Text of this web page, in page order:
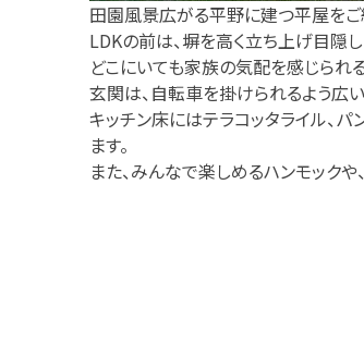
田園風景広がる平野に建つ平屋をご
LDKの前は、塀を高く立ち上げ目隠
どこにいても家族の気配を感じられる
玄関は、自転車を掛けられるよう広
キッチン床にはテラコッタライル、
ます。
また、みんなで楽しめるハンモック